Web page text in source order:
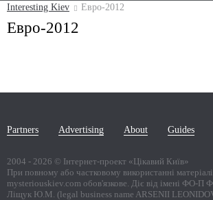
Interesting Kiev Евро-2012
Евро-2012
Partners Advertising About Guides
2004 - 2026 © Інтернет-проект «Цікавий Київ»
При повному або частковому використанні
mysteriouskiev.com обов'язкове. Діє від імені ФО-П
Ліщук Ю.М. (legal business name ARSENII